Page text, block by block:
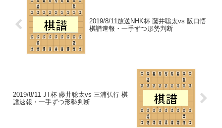
2019/8/11放送NHK杯 藤井聡太vs 阪口悟
棋譜速報・一手ずつ形勢判断
2019/8/11 JT杯 藤井聡太vs 三浦弘行 棋
譜速報・一手ずつ形勢判断